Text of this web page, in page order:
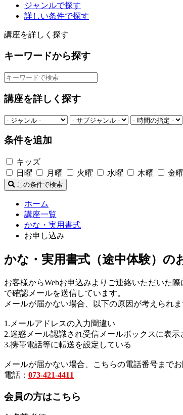
ジャンルで探す
詳しい条件で探す
講座を詳しく探す
キーワードから探す
講座を詳しく探す
条件を追加
キッズ
日曜
月曜 火曜 水曜 木曜 金曜
この条件で検索
ホーム
講座一覧
かな・実用書式
お申し込み
かな・実用書式（途中体験）の
お客様からWebお申込みよりご連絡いただいた
で確認メールを送信しています。
メールが届かない場合、以下の原因が考えられ
1.メールアドレスの入力間違い
2.迷惑メール認識され受信メールボックスに表示
3.携帯電話等に転送を設定している
メールが届かない場合、こちらの電話番号まで
電話： 073-421-4411
会員の方はこちら